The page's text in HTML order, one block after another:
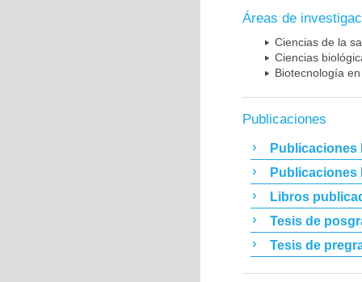
Áreas de
Ciencias de la
Ciencias
Biotecnología
Publicaciones
Publicaciones
Publicaciones
Libros
Tesis de
Tesis de